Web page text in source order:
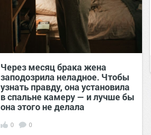
Через месяц брака жена
заподозрила неладное. Чтобы
узнать правду, она установила
в спальне камеру — и лучше бы
она этого не делала
0 0